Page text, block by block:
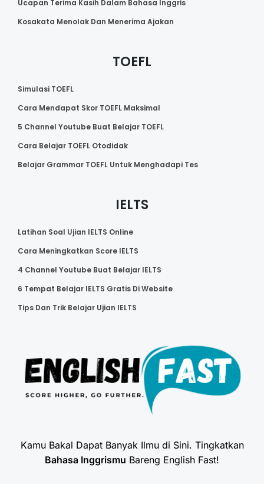
Ucapan Terima Kasih Dalam Bahasa Inggris
Kosakata Menolak Dan Menerima Ajakan
TOEFL
Simulasi TOEFL
Cara Mendapat Skor TOEFL Maksimal
5 Channel Youtube Buat Belajar TOEFL
Cara Belajar TOEFL Otodidak
Belajar Grammar TOEFL Untuk Menghadapi Tes
IELTS
Latihan Soal Ujian IELTS Online
Cara Meningkatkan Score IELTS
4 Channel Youtube Buat Belajar IELTS
6 Tempat Belajar IELTS Gratis Di Website
Tips Dan Trik Belajar Ujian IELTS
Kamu Bakal Dapat Banyak Ilmu di Sini. Tingkatkan
Bahasa Inggrismu Bareng English Fast!